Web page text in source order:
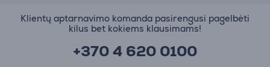
Klientų aptarnavimo komanda pasirengusi pagelbėti
kilus bet kokiems klausimams!
+370 4 620 0100